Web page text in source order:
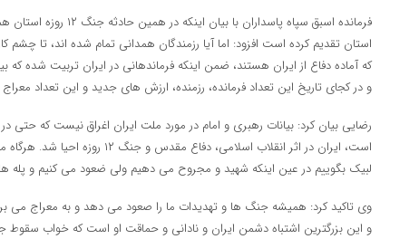
استان تقدیم کرده است افزود: اما آیا رزمندگان همدانی تمام شده اند، تا
که آماده دفاع از ایران هستند، ضمن اینکه فرماندهانی در ایران تربیت شده
و در کجای تاریخ این تعداد فرمانده، رزمنده، ارزش های جدید و این تعداد
رضایی بیان کرد: بیانات رهبری و امام در مورد ملت ایران اغراق نیست که حتی
است، ایران در اثر انقلاب اسلامی،
لبیک بگوییم در عین اینکه شهید و مجروح می دهیم ولی ضعود می کنیم و پله
وی تاکید کرد: همیشه جنگ ها و تهدیدات ما را صعود می دهد و به معراج می
و این بزرگترین اشتباه دشمن ایران و نادانی و حماقت او است که خواب سقوط